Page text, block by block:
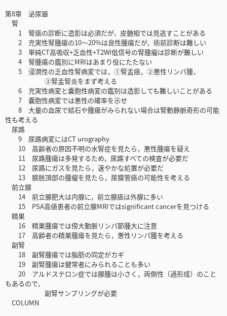
第8章 泌尿器
腎
1 腎癌の診断に造影は必須だが，皮髄相では見逃すことがある
2 充実性腎腫瘍の10～20%は良性腫瘍だが，術前診断は難しい
3 単純CT高吸収+乏血性+T2WI低信号の腎腫瘤は診断が難しい
4 腎腫瘍の鑑別にMRIはあまり役にたたない
5 浸潤性の乏血性腎病変では，①腎盂癌，②悪性リンパ腫，
③腎盂腎炎をまず考える
6 充実性病変と嚢胞性病変の鑑別は造影しても難しいことがある
7 嚢胞性病変では悪性の確率を示せ
8 大量の血尿で結石や腫瘍がみられない場合は腎動静脈奇形の可能
性も考える
尿路
9 尿路病変にはCT urography
10 高齢者の原因不明の水腎症を見たら，悪性腫瘍を疑え
11 尿路腫瘍は多発するため，尿路すべての検査が必要だ
12 尿路にガスを見たら，速やかな処置が必要だ
13 膀胱頂部の腫瘤を見たら，尿膜管癌の可能性を考える
前立腺
14 前立腺肥大は内腺に，前立腺癌は外腺に多い
15 PSA高値患者の前立腺MRIではsignificant cancerを見つける
精巣
16 精巣腫瘍では傍大動脈リンパ節腫大に注意
17 高齢者の精巣腫瘍を見たら，悪性リンパ腫を考える
副腎
18 副腎腫瘍では脂肪の同定がカギ
19 副腎腫瘍は健常者にみられることも多い
20 アルドステロン症では腺腫は小さく，両側性（過形成）のこと
もあるので，
副腎サンプリングが必要
COLUMN